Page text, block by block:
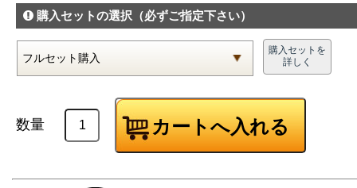
購入セットの選択 （必ずご指定下さい）
購入セットを
詳しく
数量